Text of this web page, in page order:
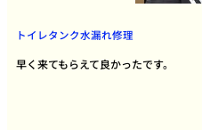
トイレタンク水漏れ修理
早く来てもらえて良かったです。